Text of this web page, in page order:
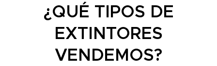
¿QUÉ TIPOS DE
EXTINTORES
VENDEMOS?